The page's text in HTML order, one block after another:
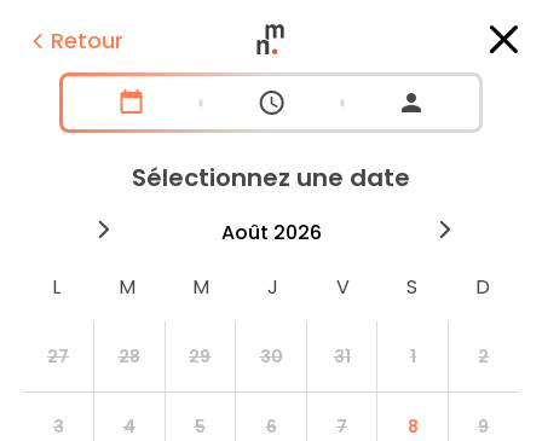
Retour
Sélectionnez une date
août 2026
27 28 29 30 31 1 2
3 4 5 6 7 8 9